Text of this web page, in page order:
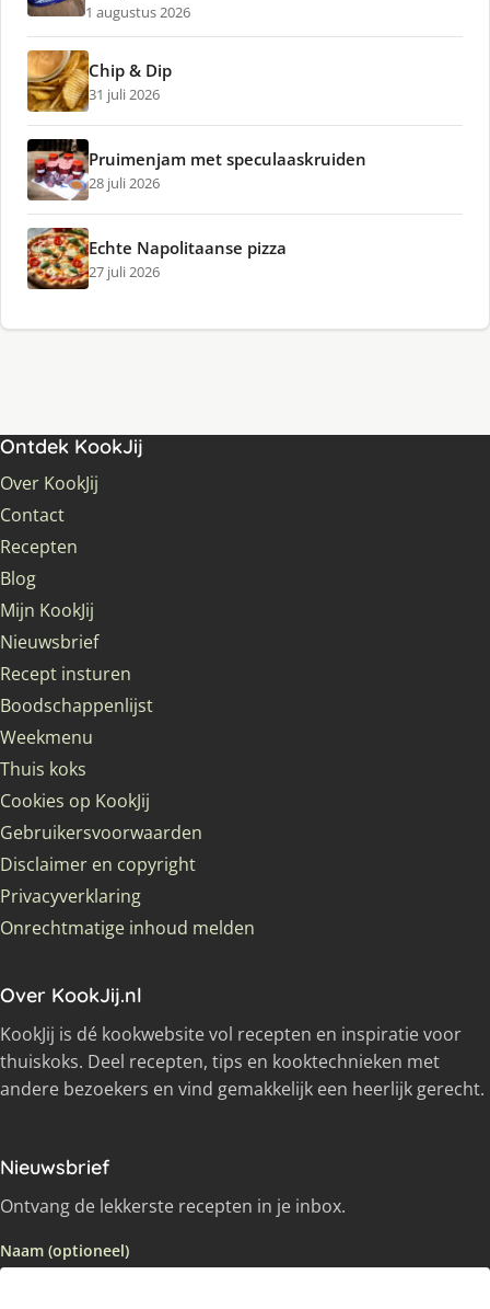
1 augustus 2026
Chip & Dip
31 juli 2026
Pruimenjam met speculaaskruiden
28 juli 2026
Echte Napolitaanse pizza
27 juli 2026
Ontdek KookJij
Over KookJij
Contact
Recepten
Blog
Mijn KookJij
Nieuwsbrief
Recept insturen
Boodschappenlijst
Weekmenu
Thuis koks
Cookies op KookJij
Gebruikersvoorwaarden
Disclaimer en copyright
Privacyverklaring
Onrechtmatige inhoud melden
Over KookJij.nl
KookJij is dé kookwebsite vol recepten en inspiratie voor
thuiskoks. Deel recepten, tips en kooktechnieken met
andere bezoekers en vind gemakkelijk een heerlijk gerecht.
Nieuwsbrief
Ontvang de lekkerste recepten in je inbox.
Naam (optioneel)